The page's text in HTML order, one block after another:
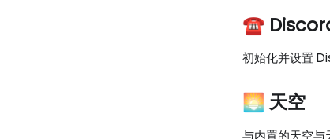
☎️
初始化并设置
🌅 天空
与内置的天空与